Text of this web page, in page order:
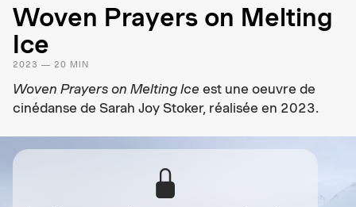
Woven Prayers on Melting
Ice
2023 — 20 MIN
Woven Prayers on Melting Ice est une oeuvre de
cinédanse de Sarah Joy Stoker, réalisée en 2023.